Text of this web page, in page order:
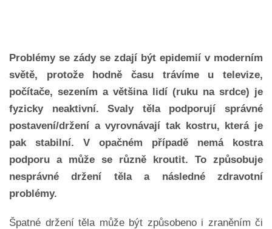
Problémy se zády se zdají být epidemií v moderním
světě, protože hodně času trávíme u televize,
počítače, sezením a většina lidí (ruku na srdce) je
fyzicky neaktivní. Svaly těla podporují správné
postavení/držení a vyrovnávají tak kostru, která je
pak stabilní. V opačném případě nemá kostra
podporu a může se různě kroutit. To způsobuje
nesprávné držení těla a následné zdravotní
problémy.
Špatné držení těla může být způsobeno i zraněním či